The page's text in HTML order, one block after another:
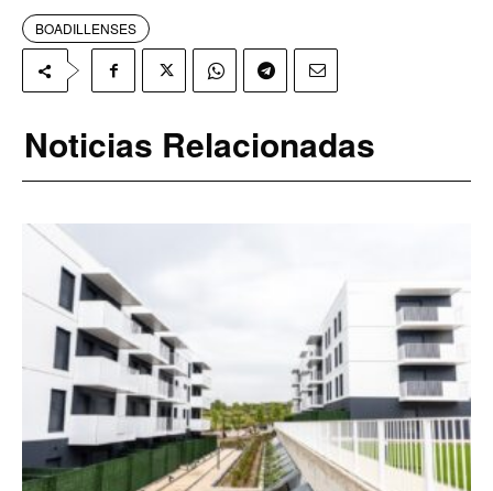
BOADILLENSES
Noticias Relacionadas